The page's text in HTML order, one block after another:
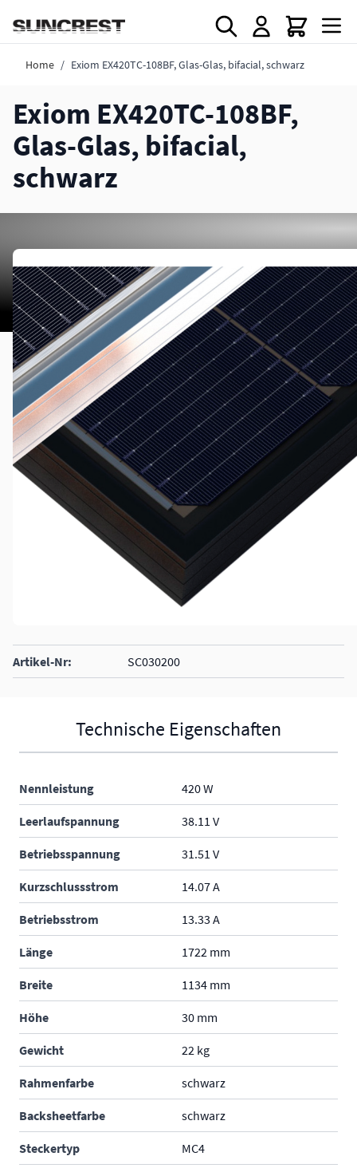
Home / Exiom EX420TC-108BF, Glas-Glas, bifacial, schwarz
Exiom EX420TC-108BF,
Glas-Glas, bifacial,
schwarz
Artikel-Nr: SC030200
Technische Eigenschaften
Nennleistung 420 W
Leerlaufspannung 38.11 V
Betriebsspannung 31.51 V
Kurzschlussstrom 14.07 A
Betriebsstrom 13.33 A
Länge 1722 mm
Breite 1134 mm
Höhe 30 mm
Gewicht 22 kg
Rahmenfarbe schwarz
Backsheetfarbe schwarz
Steckertyp MC4